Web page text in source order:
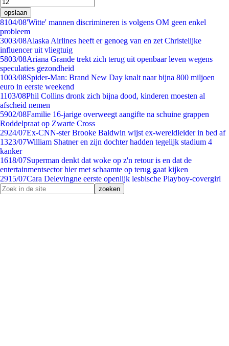
opslaan
8104/08'Witte' mannen discrimineren is volgens OM geen enkel
probleem
3003/08Alaska Airlines heeft er genoeg van en zet Christelijke
influencer uit vliegtuig
5803/08Ariana Grande trekt zich terug uit openbaar leven wegens
speculaties gezondheid
1003/08Spider-Man: Brand New Day knalt naar bijna 800 miljoen
euro in eerste weekend
1103/08Phil Collins dronk zich bijna dood, kinderen moesten al
afscheid nemen
5902/08Familie 16-jarige overweegt aangifte na schuine grappen
Roddelpraat op Zwarte Cross
2924/07Ex-CNN-ster Brooke Baldwin wijst ex-wereldleider in bed af
1323/07William Shatner en zijn dochter hadden tegelijk stadium 4
kanker
1618/07Superman denkt dat woke op z'n retour is en dat de
entertainmentsector hier met schaamte op terug gaat kijken
2915/07Cara Delevingne eerste openlijk lesbische Playboy-covergirl